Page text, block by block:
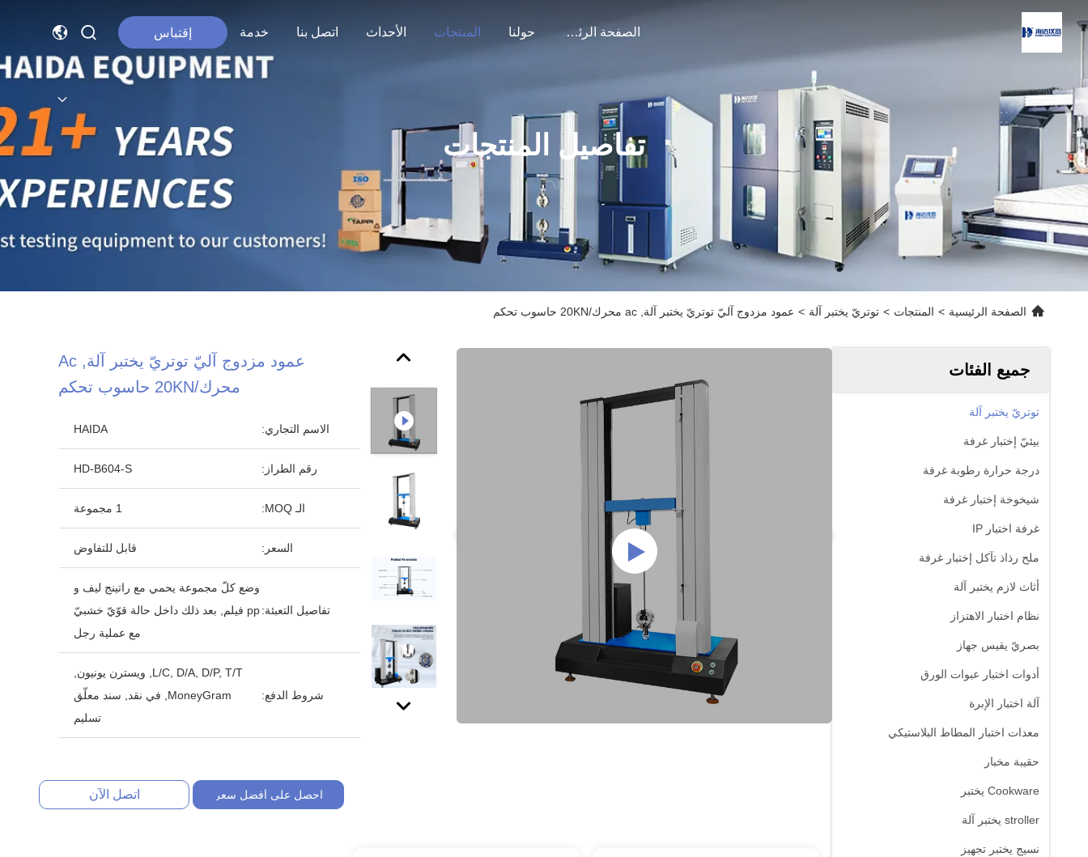
الصفحة الرئيسية حولنا المنتجات الأحداث اتصل بنا خدمة إقتباس
تفاصيل المنتجات
الصفحة الرئيسية > المنتجات > توتريّ يختبر آلة > عمود مزدوج آليّ توتريّ يختبر آلة, ac محرك/20KN حاسوب تحكم
جميع الفئات
توتريّ يختبر آلة
بيئيّ إختبار غرفة
درجة حرارة رطوبة غرفة
شيخوخة إختبار غرفة
غرفة اختبار IP
ملح رذاذ تآكل إختبار غرفة
أثاث لازم يختبر آلة
نظام اختبار الاهتزاز
بصريّ يقيس جهاز
أدوات اختبار عبوات الورق
آلة اختبار الإبرة
معدات اختبار المطاط البلاستيكي
حقيبة مخبار
Cookware يختبر
stroller يختبر آلة
نسيج يختبر تجهيز
عمود مزدوج آليّ توتريّ يختبر آلة, Ac
محرك/20KN حاسوب تحكم
الاسم التجاري: HAIDA
رقم الطراز: HD-B604-S
الـ MOQ: 1 مجموعة
السعر: قابل للتفاوض
تفاصيل التعبئة:
وضع كلّ مجموعة يحمي مع راتينج ليف و
pp فيلم, بعد ذلك داخل حالة قوّيّ خشبيّ
مع عملية رجل
شروط الدفع:
L/C, D/A, D/P, T/T, ويسترن يونيون,
MoneyGram, في نقد, سند معلّق
تسليم
احصل على أفضل سعر اتصل الآن